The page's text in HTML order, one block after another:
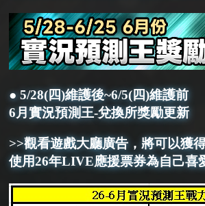
● 5/28(四)維護後~6/5(四)維護前
6月實況預測王-兌換所獎勵更新
>>觀看遊戲大廳廣告，將可以獲
使用26年LIVE應援票券為自己喜